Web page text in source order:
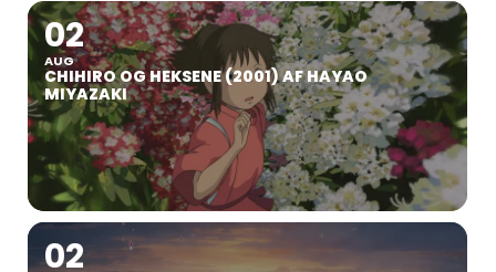
02
AUG
CHIHIRO OG HEKSENE (2001) AF HAYAO
MIYAZAKI
02